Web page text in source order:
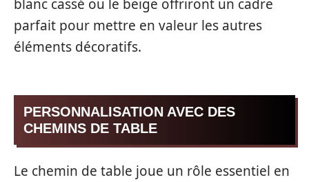
blanc cassé ou le beige offriront un cadre
parfait pour mettre en valeur les autres
éléments décoratifs.
PERSONNALISATION AVEC DES
CHEMINS DE TABLE
Le chemin de table joue un rôle essentiel en